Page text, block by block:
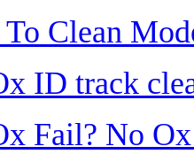
Clean
ID track
Fail? No